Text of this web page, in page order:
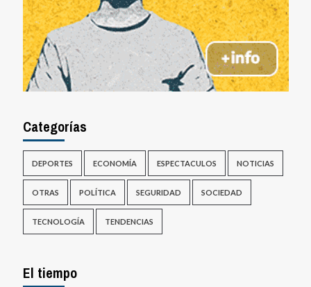
Categorías
DEPORTES ECONOMÍA ESPECTACULOS NOTICIAS
OTRAS POLÍTICA SEGURIDAD SOCIEDAD
TECNOLOGÍA TENDENCIAS
El tiempo